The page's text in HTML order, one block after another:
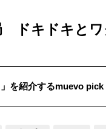
ー #HR/HM #女性シ
ドキドキと
を紹介するmuevo